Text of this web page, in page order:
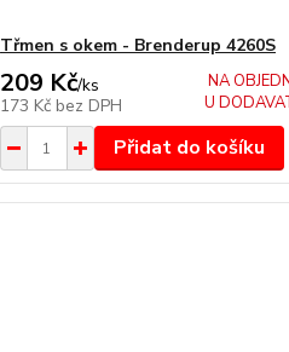
Třmen s okem - Brenderup 4260S
209 Kč/ks
173 Kč bez DPH
NA
U
Přidat do košíku